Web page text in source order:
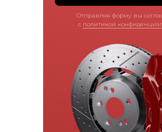
Отправляя форму вы
с политикой